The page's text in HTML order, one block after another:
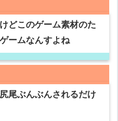
どこのゲーム素材のた
ームなんすよね
尾ぶんぶんされるだけ